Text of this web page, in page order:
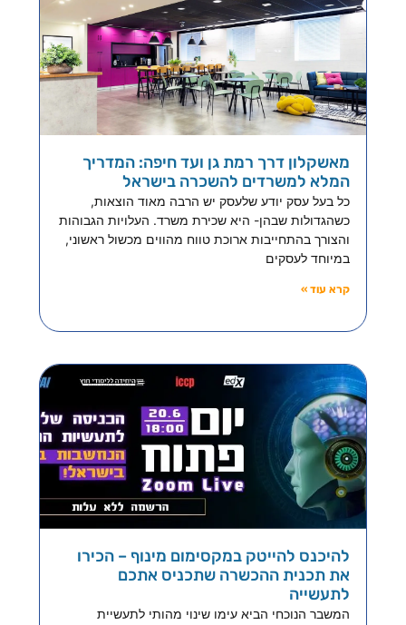
מאשקלון דרך רמת גן ועד חיפה: המדריך
המלא למשרדים להשכרה בישראל
כל בעל עסק יודע שלעסק יש הרבה מאוד הוצאות,
כשהגדולות שבהן- היא שכירת משרד. העלויות הגבוהות
והצורך בהתחייבות ארוכת טווח מהווים מכשול ראשוני,
במיוחד לעסקים
קרא עוד »
להיכנס להייטק במקסימום מינוף – הכירו
את תכנית ההכשרה שתכניס אתכם
לתעשייה
המשבר הנוכחי הביא עימו שינוי מהותי לתעשיית